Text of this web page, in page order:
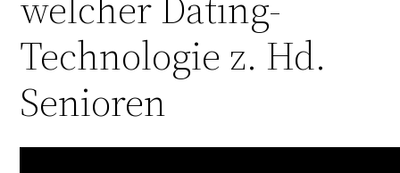
Technologie z. Hd.
Senioren